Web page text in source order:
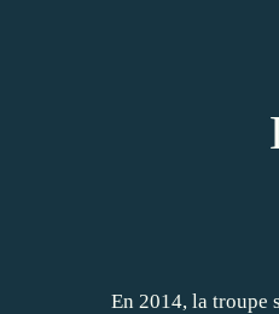
En 2014, la troupe